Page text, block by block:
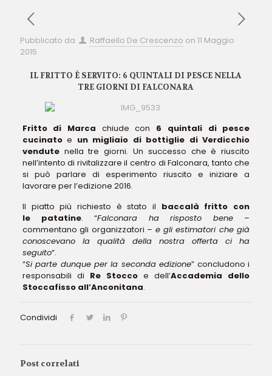
Pubblicato da Raffaello De Crescenzo on 11 Maggio
2015
IL FRITTO È SERVITO: 6 QUINTALI DI PESCE NELLA
TRE GIORNI DI FALCONARA
Fritto di Marca chiude con 6 quintali di pesce
cucinatoe un migliaio di bottiglie di Verdicchio
vendutenella tre giorni. Un successo che è riuscito
nell’intento di rivitalizzare il centro di Falconara, tanto che
si può parlare di esperimento riuscito e iniziare a
lavorare per l’edizione 2016.
Il piatto più richiesto è stato il baccalà fritto con
le patatine. “Falconara ha risposto bene –
commentano gli organizzatori – e gli estimatori che già
conoscevano la qualità della nostra offerta ci ha
seguito“.
“Si parte dunque per la seconda edizione” concludono i
responsabili di Re Stocco e dell’Accademia dello
Stoccafisso all’Anconitana.
Condividi
Post correlati